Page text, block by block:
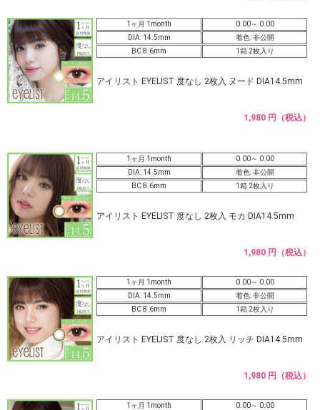
1ヶ月 1month
0.00～ 0.00
DIA: 14.5mm
着色: 非公開
BC 8.6mm
1箱 2枚入り
アイリスト EYELIST 度なし 2枚入 ヌード DIA14.5mm
1,980 円（税込）
1ヶ月 1month
0.00～ 0.00
DIA: 14.5mm
着色: 非公開
BC 8.6mm
1箱 2枚入り
アイリスト EYELIST 度なし 2枚入 モカ DIA14.5mm
1,980 円（税込）
1ヶ月 1month
0.00～ 0.00
DIA: 14.5mm
着色: 非公開
BC 8.6mm
1箱 2枚入り
アイリスト EYELIST 度なし 2枚入 リッチ DIA14.5mm
1,980 円（税込）
1ヶ月 1month
0.00～ 0.00